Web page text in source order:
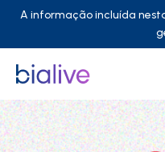
A informação incluída